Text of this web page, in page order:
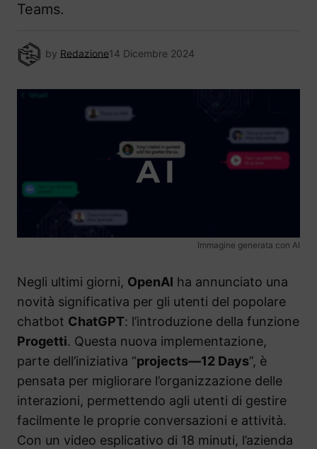
Teams.
by Redazione14 Dicembre 2024
Immagine generata con AI
Negli ultimi giorni, OpenAI ha annunciato una
novità significativa per gli utenti del popolare
chatbot ChatGPT: l’introduzione della funzione
Progetti. Questa nuova implementazione,
parte dell’iniziativa “projects—12 Days”, è
pensata per migliorare l’organizzazione delle
interazioni, permettendo agli utenti di gestire
facilmente le proprie conversazioni e attività.
Con un video esplicativo di 18 minuti, l’azienda